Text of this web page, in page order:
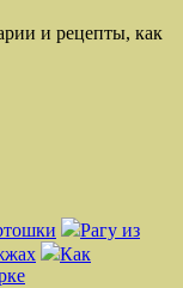
и рецепты, как
Рагу из
Как